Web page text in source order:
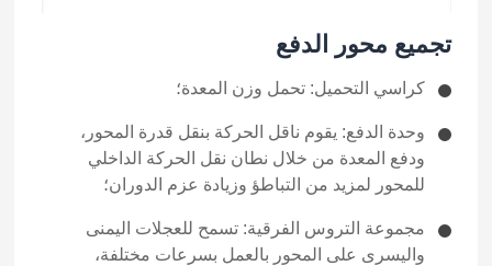
تجميع محور الدفع
كراسي التحميل: تحمل وزن المعدة؛
وحدة الدفع: يقوم ناقل الحركة بنقل قدرة المحور،
ودفع المعدة من خلال نطان نقل الحركة الداخلي
للمحور لمزيد من التباطؤ وزيادة عزم الدوران؛
مجموعة التروس الفرقية: تسمح للعجلات اليمنى
واليسرى على المحور بالعمل بسرعات مختلفة،